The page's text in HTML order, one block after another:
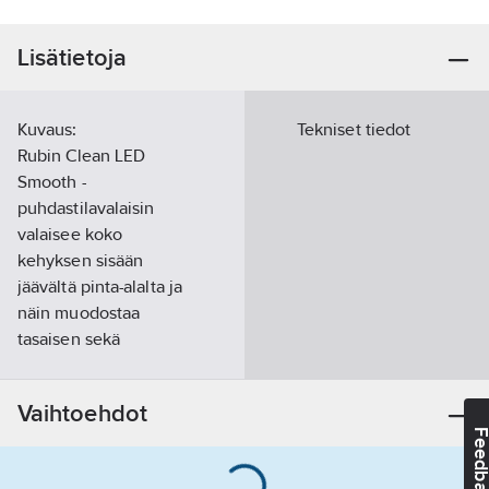
Lisätietoja
Kuvaus:
Rubin Clean LED
Smooth -
puhdastilavalaisin
valaisee koko
kehyksen sisään
jäävältä pinta-alalta ja
näin muodostaa
tasaisen sekä
lasi- tai opaalipinnan
vuoksi valaisin on
Tekniset tiedot
Vaihtoehdot